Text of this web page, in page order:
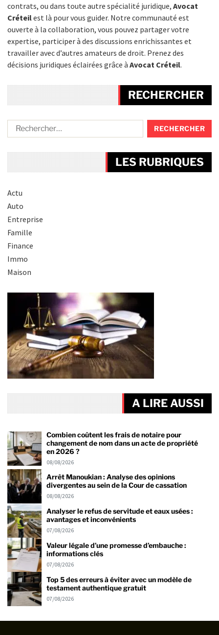
contrats, ou dans toute autre spécialité juridique, Avocat
Créteilest là pour vous guider. Notre communauté est
ouverte à la collaboration, vous pouvez partager votre
expertise, participer à des discussions enrichissantes et
travailler avec d’autres amateurs de droit. Prenez des
décisions juridiques éclairées grâce à Avocat Créteil.
RECHERCHER
LES RUBRIQUES
Actu
Auto
Entreprise
Famille
Finance
Immo
Maison
A LIRE AUSSI
Combien coûtent les frais de notaire pour
changement de nom dans un acte de propriété
en 2026 ?
08/08/2026
Arrêt Manoukian : Analyse des opinions
divergentes au sein de la Cour de cassation
08/08/2026
Analyser le refus de servitude et eaux usées :
avantages et inconvénients
07/08/2026
Valeur légale d’une promesse d’embauche :
informations clés
07/08/2026
Top 5 des erreurs à éviter avec un modèle de
testament authentique gratuit
07/08/2026